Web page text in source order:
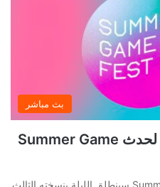
بث مباشر
شاهد البث المباشر لحدث Summer Game